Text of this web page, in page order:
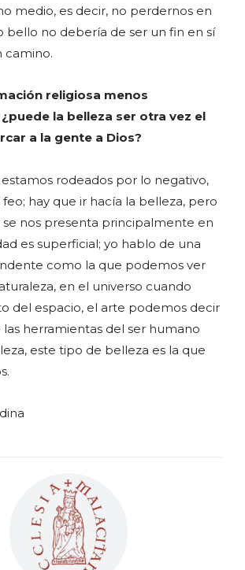
medio, es decir, no perdernos en
bello no debería de ser un fin en sí
camino.
religiosa menos
la belleza ser otra vez el
a la gente a Dios?
rodeados por lo negativo,
hay que ir hacía la belleza, pero
nos presenta principalmente en
es superficial; yo hablo de una
como la que podemos ver
en el universo cuando
del espacio, el arte podemos decir
las herramientas del ser humano
este tipo de belleza es la que